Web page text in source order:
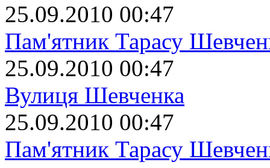
25.09.2010 00:47
Пам'ятник Тарасу
25.09.2010 00:47
Вулиця Шевченка
25.09.2010 00:47
Пам'ятник Тарасу